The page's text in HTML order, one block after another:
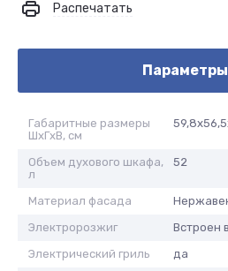
Распечатать
Параметры
Габаритные размеры
ШхГхВ, см
Объем духового шкафа,
л
52
Материал фасада
Электророзжиг
Встроен
Электрический гриль
да